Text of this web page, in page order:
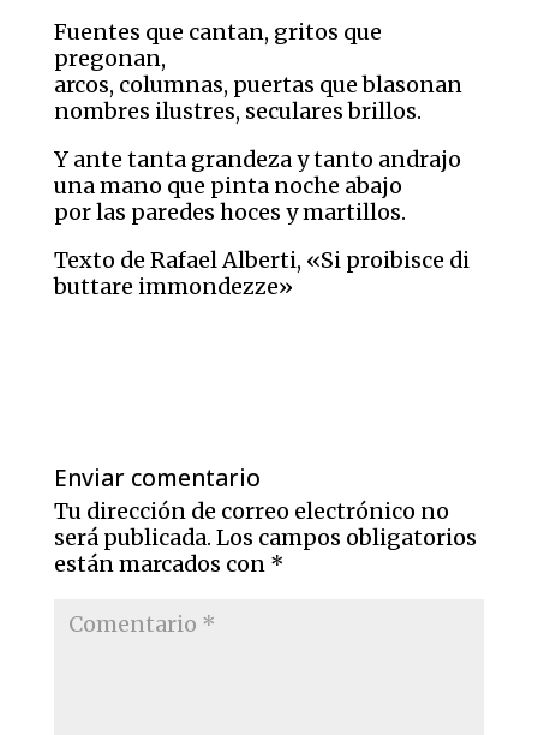
Fuentes que cantan, gritos que
pregonan,
arcos, columnas, puertas que blasonan
nombres ilustres, seculares brillos.
Y ante tanta grandeza y tanto andrajo
una mano que pinta noche abajo
por las paredes hoces y martillos.
Texto de Rafael Alberti, «Si proibisce di
buttare immondezze»
Enviar comentario
Tu dirección de correo electrónico no
será publicada. Los campos obligatorios
están marcados con *